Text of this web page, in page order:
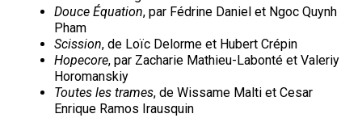
Douce Équation, par Fédrine Daniel et Ngoc Quynh
Pham
Scission, de Loïc Delorme et Hubert Crépin
Hopecore, par Zacharie Mathieu-Labonté et Valeriy
Horomanskiy
Toutes les trames, de Wissame Malti et Cesar
Enrique Ramos Irausquin